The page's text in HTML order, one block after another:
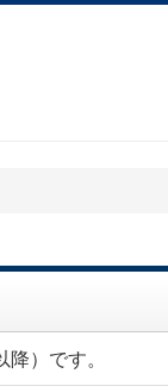
）です。